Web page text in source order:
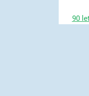
90